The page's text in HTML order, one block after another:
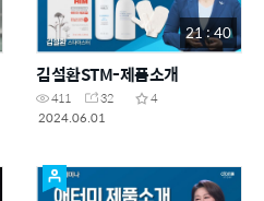
21 : 40
김설환STM-제품소개
411 32
4
2024.06.01